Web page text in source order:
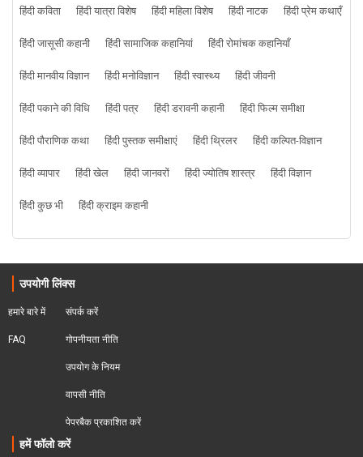
हिंदी कविता
हिंदी यात्रा विशेष हिंदी महिला विशेष हिंदी नाटक
हिंदी प्रेम कथाएँ
हिंदी जासूसी कहानी
हिंदी सामाजिक कहानियां
हिंदी रोमांचक कहानियाँ
हिंदी मानवीय विज्ञान
हिंदी मनोविज्ञान हिंदी स्वास्थ्य
हिंदी जीवनी
हिंदी पकाने की विधि
हिंदी पत्र हिंदी डरावनी कहानी
हिंदी फिल्म समीक्षा
हिंदी पौराणिक कथा
हिंदी पुस्तक समीक्षाएं हिंदी थ्रिलर
हिंदी कल्पित-विज्ञान
हिंदी व्यापार
हिंदी खेल हिंदी जानवरों हिंदी ज्योतिष शास्त्र
हिंदी विज्ञान
हिंदी कुछ भी
हिंदी क्राइम कहानी
उपयोगी लिंक्स
हमारे बारे में
FAQ
संपर्क करें
गोपनीयता नीति
उपयोग के नियम
वापसी नीति
पेपरबैक प्रकाशित करें
हमें फॉलो करें